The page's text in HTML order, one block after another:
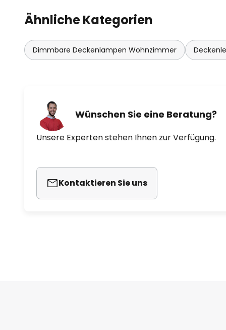
Ähnliche Kategorien
Dimmbare Deckenlampen Wohnzimmer
Wünschen Sie eine Beratung?
Unsere Experten stehen Ihnen zur Verfügung.
Kontaktieren Sie uns